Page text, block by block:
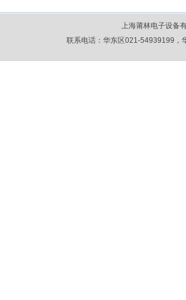
上海莆林电子设
联系电话：华东区021-54939199